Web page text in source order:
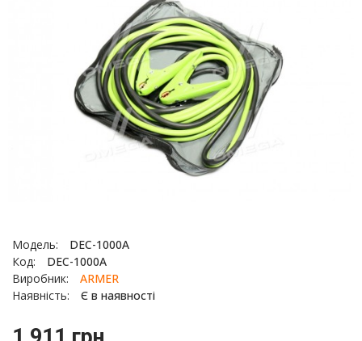
Модель:
DEC-1000A
Код:
DEC-1000A
Виробник:
ARMER
Наявність:
Є в наявності